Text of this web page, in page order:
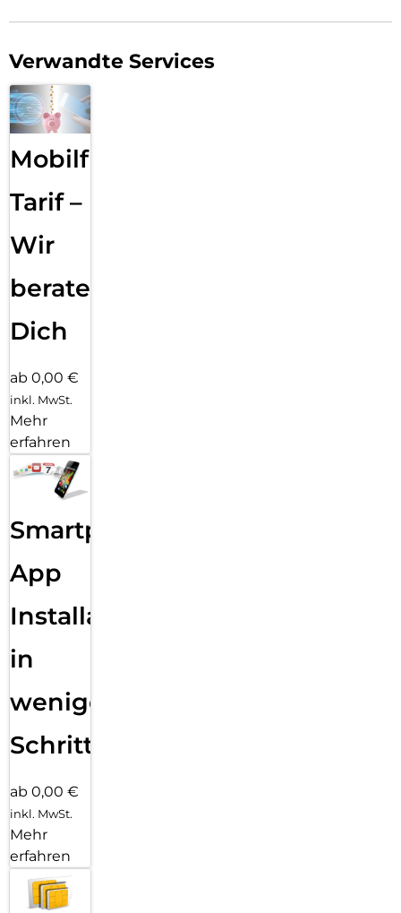
Verwandte Services
Mobilfunk
Tarif –
Wir
beraten
Dich
ab 0,00 €
inkl. MwSt.
Mehr
erfahren
Smartphone
App
Installation
in
wenigen
Schritten
ab 0,00 €
inkl. MwSt.
Mehr
erfahren